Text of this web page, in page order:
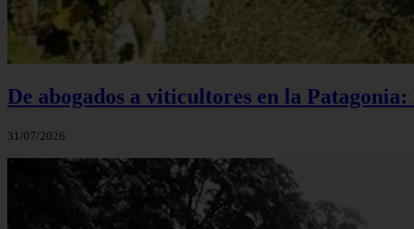
De abogados a viticultores en la
31/07/2026